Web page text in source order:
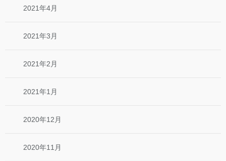
2021年4月
2021年3月
2021年2月
2021年1月
2020年12月
2020年11月